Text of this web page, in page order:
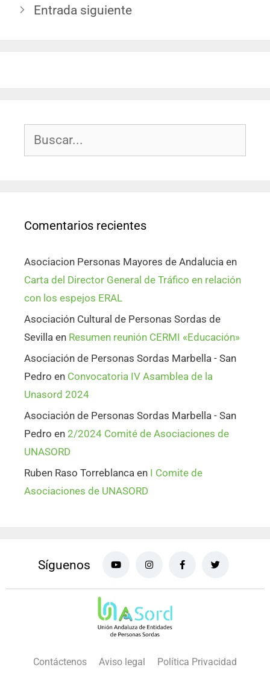
Entrada siguiente
Comentarios recientes
Asociacion Personas Mayores de Andalucia en
Carta del Director General de Tráfico en relación
con los espejos ERAL
Asociación Cultural de Personas Sordas de
Sevilla en Resumen reunión CERMI «Educación»
Asociación de Personas Sordas Marbella - San
Pedro en Convocatoria IV Asamblea de la
Unasord 2024
Asociación de Personas Sordas Marbella - San
Pedro en 2/2024 Comité de Asociaciones de
UNASORD
Ruben Raso Torreblanca en I Comite de
Asociaciones de UNASORD
Síguenos
Contáctenos Aviso legal Política Privacidad